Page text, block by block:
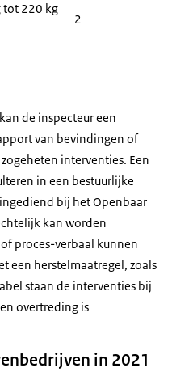
tot 220 kg
2
de inspecteur een
van bevindingen of
interventies. Een
in een bestuurlijke
bij het Openbaar
kan worden
proces-verbaal kunnen
een herstelmaatregel, zoals
staan de interventies bij
overtreding is
in 2021